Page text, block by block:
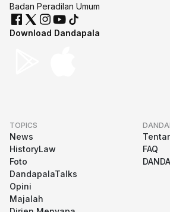
Badan Peradilan Umum
Download Dandapala
TOPICS
News
HistoryLaw
Foto
DandapalaTalks
Opini
Majalah
FAQ